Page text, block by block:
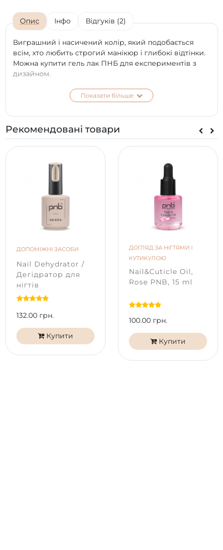
Опис Інфо Відгуків (2)
Виграшний і насичений колір, який подобається
всім, хто любить строгий манікюр і глибокі відтінки.
Можна купити гель лак ПНБ для експериментів з
дизайном.
На однотонному покритті гармонічно виглядають
різні декоративні малюнки. Виконання однотонного
Цього продукту цілком достатньо, щоб зробити
шикарний дизайн нігтів. Але при бажанні можна
експериментувати з іншими кольорами від компанії
Колір на екрані телефону чи моніторі може
відрізнятися від справжнього відтінку в залежності
від типу матриці та її калібрування на вашому
Показати більше
Рекомендовані товари
ДОПОМІЖНІ ЗАСОБИ
Nail Dehydrator /
Дегідратор для
нігтів
132.00 грн.
Купити
ДОГЛЯД ЗА НІГТЯМИ І
КУТИКУЛОЮ
Nail&Cuticle Oil,
Rose PNB, 15 ml
100.00 грн.
Купити